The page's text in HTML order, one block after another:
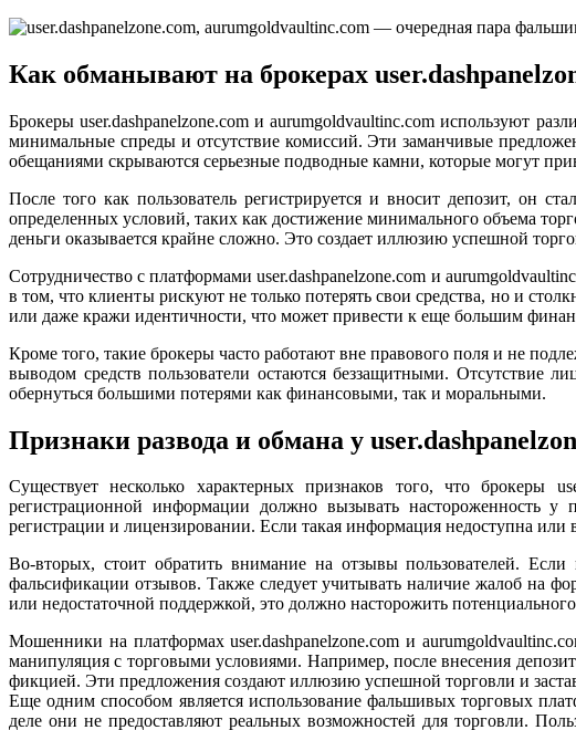
Как обманывают на брокерах
Брокеры user.dashpanelzone.com и aurumgoldvaultinc.com используют
минимальные спреды и отсутствие комиссий. Эти заманчивые
обещаниями скрываются серьезные подводные камни, которые могут
После того как пользователь регистрируется и вносит депозит, он
определенных условий, таких как достижение минимального объема
деньги оказывается крайне сложно. Это создает иллюзию успешной
Сотрудничество с платформами user.dashpanelzone.com и
в том, что клиенты рискуют не только потерять свои средства, но и
или даже кражи идентичности, что может привести к еще большим
Кроме того, такие брокеры часто работают вне правового поля и не
выводом средств пользователи остаются беззащитными. Отсутствие
обернуться большими потерями как финансовыми, так и моральными.
Признаки развода и обмана у
Существует несколько характерных признаков того, что брокеры
регистрационной информации должно вызывать настороженность
регистрации и лицензировании. Если такая информация недоступна
Во-вторых, стоит обратить внимание на отзывы пользователей.
фальсификации отзывов. Также следует учитывать наличие жалоб на
или недостаточной поддержкой, это должно насторожить
Мошенники на платформах user.dashpanelzone.com и
манипуляция с торговыми условиями. Например, после внесения
фикцией. Эти предложения создают иллюзию успешной торговли и
Еще одним способом является использование фальшивых торговых
деле они не предоставляют реальных возможностей для торговли.